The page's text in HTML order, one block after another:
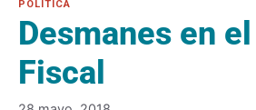
Desmanes en
Fiscal